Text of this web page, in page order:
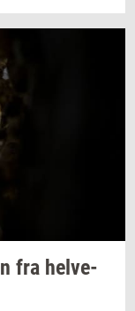
fra hel­ve­